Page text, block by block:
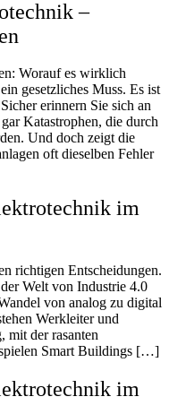
–
Worauf es wirklich
gesetzliches Muss. Es ist
erinnern Sie sich an
Katastrophen, die durch
Und doch zeigt die
oft dieselben Fehler
im
richtigen Entscheidungen.
Welt von Industrie 4.0
von analog zu digital
Werkleiter und
mit der rasanten
Smart Buildings […]
im